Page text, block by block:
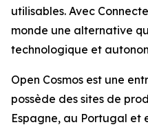
utilisables. Avec
monde une alternative
technologique et
Open Cosmos est une
possède des sites de
Espagne, au Portugal et